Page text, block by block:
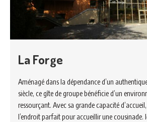
La Forge
Aménagé dans la dépendance d’un
siècle, ce gîte de groupe bénéficie d’un
ressourçant. Avec sa grande capacité
l’endroit parfait pour accueillir une cousinade.